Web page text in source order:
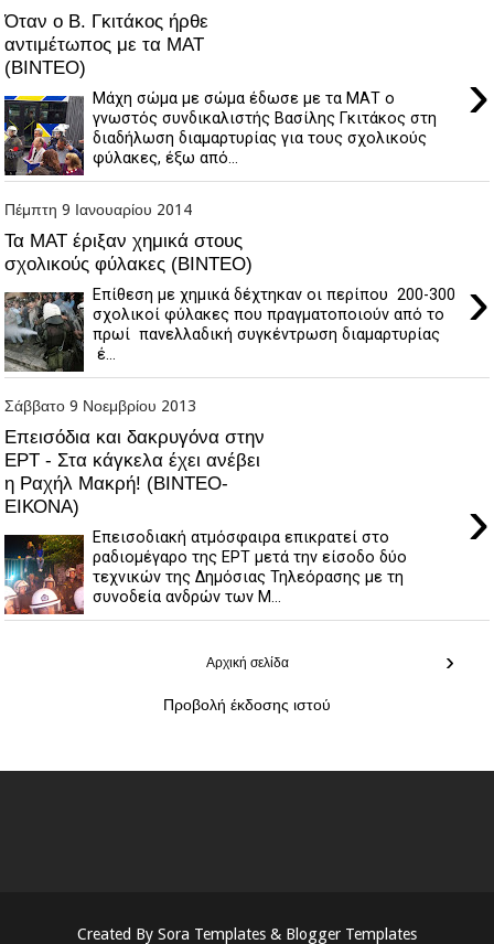
Όταν ο Β. Γκιτάκος ήρθε
αντιμέτωπος με τα ΜΑΤ
(ΒΙΝΤΕΟ)
›
Μάχη σώμα με σώμα έδωσε με τα ΜΑΤ ο
γνωστός συνδικαλιστής Βασίλης Γκιτάκος στη
διαδήλωση διαμαρτυρίας για τους σχολικούς
φύλακες, έξω από...
Πέμπτη 9 Ιανουαρίου 2014
Τα ΜΑΤ έριξαν χημικά στους
σχολικούς φύλακες (ΒΙΝΤΕΟ)
›
Επίθεση με χημικά δέχτηκαν οι περίπου 200-300
σχολικοί φύλακες που πραγματοποιούν από το
πρωί πανελλαδική συγκέντρωση διαμαρτυρίας
έ...
Σάββατο 9 Νοεμβρίου 2013
Επεισόδια και δακρυγόνα στην
ΕΡΤ - Στα κάγκελα έχει ανέβει
η Ραχήλ Μακρή! (ΒΙΝΤΕΟ-
ΕΙΚΟΝΑ)
›
Επεισοδιακή ατμόσφαιρα επικρατεί στο
ραδιομέγαρο της ΕΡΤ μετά την είσοδο δύο
τεχνικών της Δημόσιας Τηλεόρασης με τη
συνοδεία ανδρών των Μ...
›
Αρχική σελίδα
Προβολή έκδοσης ιστού
Created By Sora Templates & Blogger Templates